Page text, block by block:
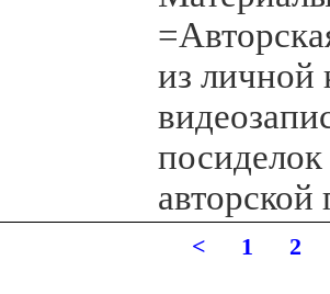
из личной
авторской
< 1 2